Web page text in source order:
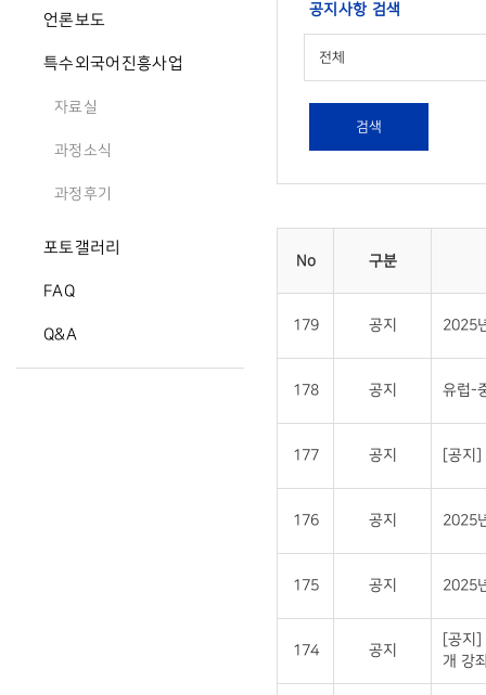
언론보도
특수외국어진흥사업
자료실
과정소식
과정후기
포토갤러리
FAQ
Q&A
공지사항 검색
전체
검색
No 구분
179 공지 2025
178 공지 유럽-
177 공지 [공지]
176 공지 2025
175 공지 2025
174 공지
[공지]
개 강